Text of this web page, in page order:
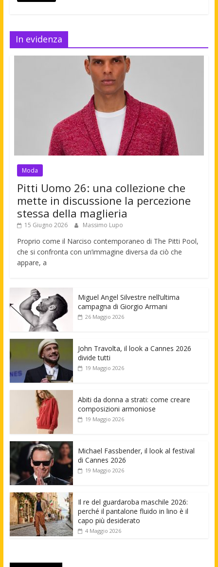
In evidenza
Moda
Pitti Uomo 26: una collezione che
mette in discussione la percezione
stessa della maglieria
15 Giugno 2026 Massimo Lupo
Proprio come il Narciso contemporaneo di The Pitti Pool,
che si confronta con un’immagine diversa da ciò che
appare, a
Miguel Angel Silvestre nell’ultima
campagna di Giorgio Armani
26 Maggio 2026
John Travolta, il look a Cannes 2026
divide tutti
19 Maggio 2026
Abiti da donna a strati: come creare
composizioni armoniose
19 Maggio 2026
Michael Fassbender, il look al festival
di Cannes 2026
19 Maggio 2026
Il re del guardaroba maschile 2026:
perché il pantalone fluido in lino è il
capo più desiderato
4 Maggio 2026